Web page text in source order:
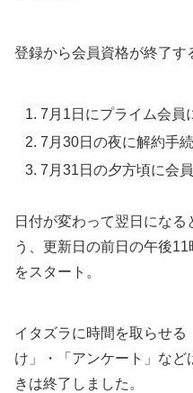
登録から会員資格が終了す
7月1日にプライム会員
7月30日の夜に解約手
7月31日の夕方頃に会
日付が変わって翌日にな
う、更新日の前日の午後
をスタート。
イタズラに時間を取らせ
け」・「アンケート」な
きは終了しました。